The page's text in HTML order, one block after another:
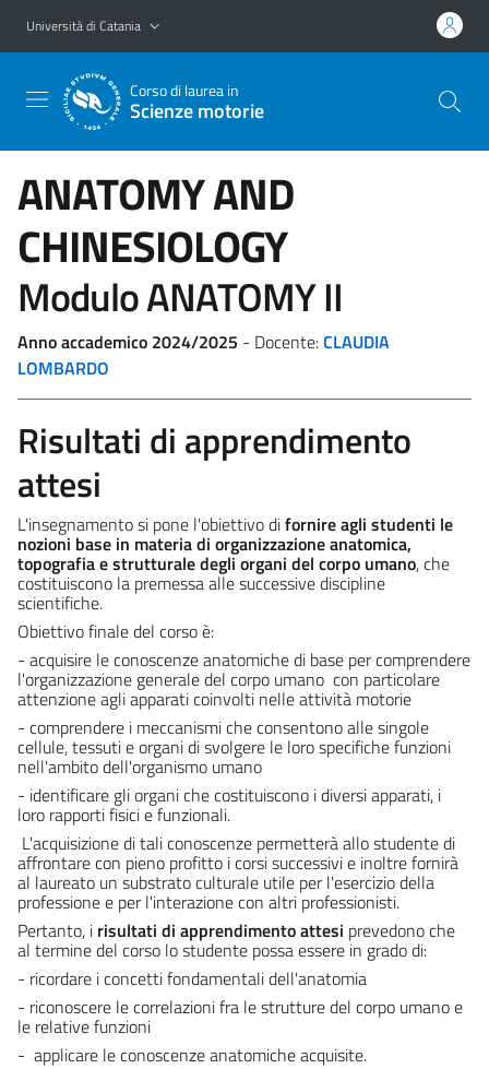
Vai al contenuto principale
Vai al menu di navigazione
Università di Catania
Corso di laurea in
Scienze motorie
ANATOMY AND
CHINESIOLOGY
Modulo ANATOMY II
Anno accademico 2024/2025 - Docente:CLAUDIA
LOMBARDO
Risultati di apprendimento
attesi
L'insegnamento si pone l'obiettivo difornire agli studenti le
nozioni base in materia di organizzazione anatomica,
topografia e strutturale degli organi del corpo umano, che
costituiscono la premessa alle successive discipline
scientifiche.
Obiettivo finale del corso è:
- acquisire le conoscenze anatomiche di base per comprendere
l'organizzazione generale del corpo umano con particolare
attenzione agli apparati coinvolti nelle attività motorie
- comprendere i meccanismi che consentono alle singole
cellule, tessuti e organi di svolgere le loro specifiche funzioni
nell'ambito dell'organismo umano
- identificare gli organi che costituiscono i diversi apparati, i
loro rapporti fisici e funzionali.
L'acquisizione di tali conoscenze permetterà allo studente di
affrontare con pieno profitto i corsi successivi e inoltre fornirà
al laureato un substrato culturale utile per l'esercizio della
professione e per l'interazione con altri professionisti.
Pertanto, i risultati di apprendimento attesi prevedono che
al termine del corso lo studente possa essere in grado di:
- ricordare i concetti fondamentali dell'anatomia
- riconoscere le correlazioni fra le strutture del corpo umano e
le relative funzioni
- applicare le conoscenze anatomiche acquisite.